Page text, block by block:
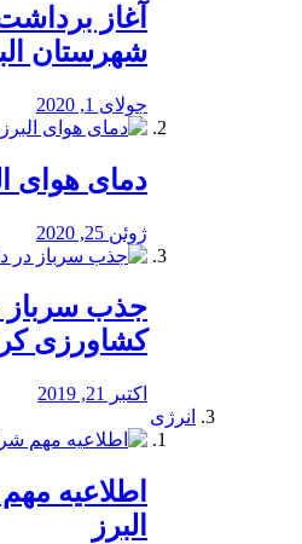
آغاز
شهرستان
جولای 1, 2020
دمای هوای
ژوئن 25, 2020
جذب سرباز
کشاورزی
اکتبر 21, 2019
انرژی
️اطلاعیه
البرز